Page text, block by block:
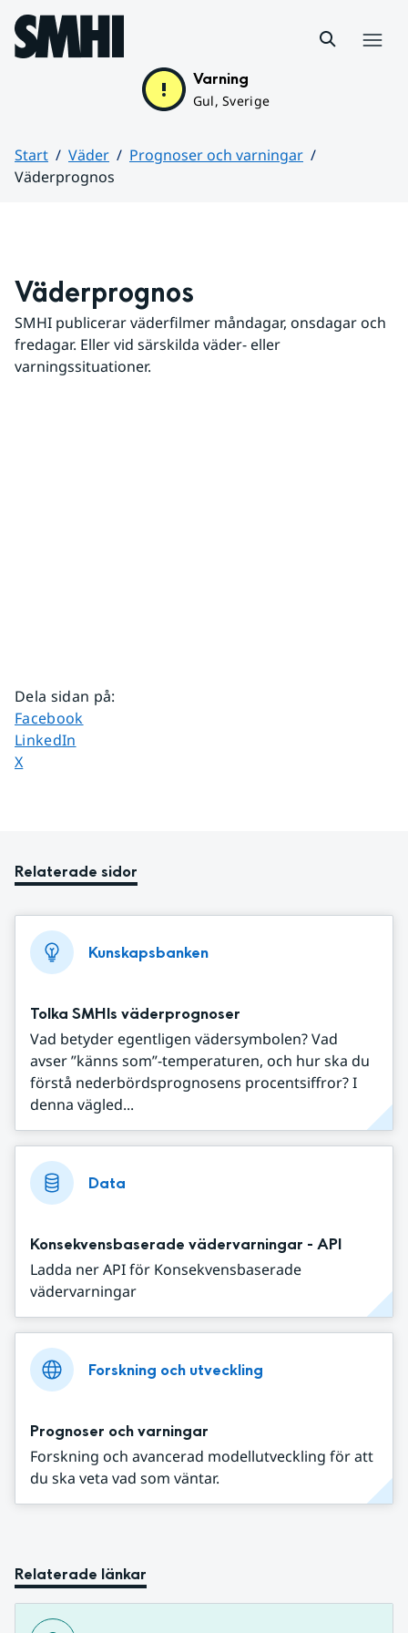
Hoppa till sidans innehåll
Varning
Gul, Sverige
Start Väder
Prognoser och varningar
Väderprognos
Väderprognos
SMHI publicerar väderfilmer måndagar, onsdagar och
fredagar. Eller vid särskilda väder- eller
varningssituationer.
Dela sidan på:
Dela sidan på
Facebook
Dela sidan på
LinkedIn
Dela sidan på
X
Relaterade sidor
Kunskapsbanken
Tolka SMHIs väderprognoser
Vad betyder egentligen vädersymbolen? Vad
avser ”känns som”-temperaturen, och hur ska du
förstå nederbördsprognosens procentsiffror? I
denna vägled...
Data
Konsekvensbaserade vädervarningar - API
Ladda ner API för Konsekvensbaserade
vädervarningar
Forskning och utveckling
Prognoser och varningar
Forskning och avancerad modellutveckling för att
du ska veta vad som väntar.
Relaterade länkar